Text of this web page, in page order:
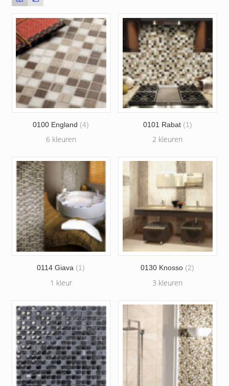
0100 England (4)
6 kleuren
0101 Rabat (1)
2 kleuren
0114 Giava (1)
1 kleur
0130 Knosso (2)
3 kleuren